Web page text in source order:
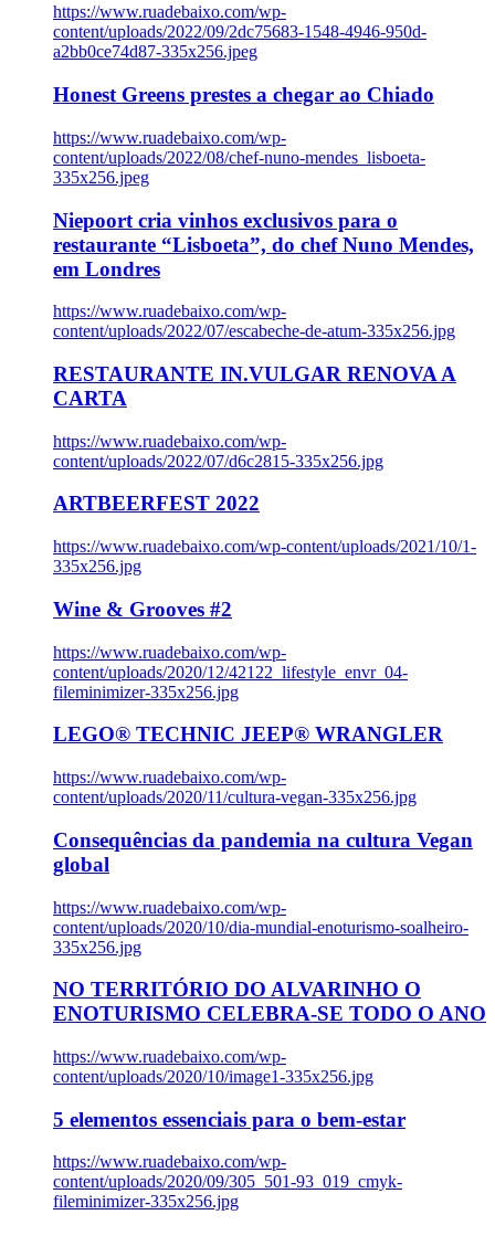
https://www.ruadebaixo.com/wp-
content/uploads/2022/09/2dc75683-1548-4946-950d-
a2bb0ce74d87-335x256.jpeg
Honest Greens prestes a chegar ao Chiado
https://www.ruadebaixo.com/wp-
content/uploads/2022/08/chef-nuno-mendes_lisboeta-
335x256.jpeg
Niepoort cria vinhos exclusivos para o
restaurante “Lisboeta”, do chef Nuno Mendes,
em Londres
https://www.ruadebaixo.com/wp-
content/uploads/2022/07/escabeche-de-atum-335x256.jpg
RESTAURANTE IN.VULGAR RENOVA A
CARTA
https://www.ruadebaixo.com/wp-
content/uploads/2022/07/d6c2815-335x256.jpg
ARTBEERFEST 2022
https://www.ruadebaixo.com/wp-content/uploads/2021/10/1-
335x256.jpg
Wine & Grooves #2
https://www.ruadebaixo.com/wp-
content/uploads/2020/12/42122_lifestyle_envr_04-
fileminimizer-335x256.jpg
LEGO® TECHNIC JEEP® WRANGLER
https://www.ruadebaixo.com/wp-
content/uploads/2020/11/cultura-vegan-335x256.jpg
Consequências da pandemia na cultura Vegan
global
https://www.ruadebaixo.com/wp-
content/uploads/2020/10/dia-mundial-enoturismo-soalheiro-
335x256.jpg
NO TERRITÓRIO DO ALVARINHO O
ENOTURISMO CELEBRA-SE TODO O ANO
https://www.ruadebaixo.com/wp-
content/uploads/2020/10/image1-335x256.jpg
5 elementos essenciais para o bem-estar
https://www.ruadebaixo.com/wp-
content/uploads/2020/09/305_501-93_019_cmyk-
fileminimizer-335x256.jpg